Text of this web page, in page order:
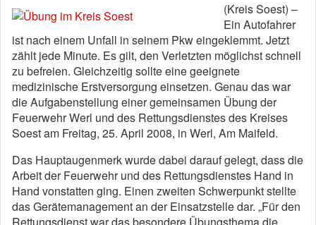
(Kreis Soest) –
Ein Autofahrer
ist nach einem Unfall in seinem Pkw eingeklemmt. Jetzt
zählt jede Minute. Es gilt, den Verletzten möglichst schnell
zu befreien. Gleichzeitig sollte eine geeignete
medizinische Erstversorgung einsetzen. Genau das war
die Aufgabenstellung einer gemeinsamen Übung der
Feuerwehr Werl und des Rettungsdienstes des Kreises
Soest am Freitag, 25. April 2008, in Werl, Am Maifeld.
Das Hauptaugenmerk wurde dabei darauf gelegt, dass die
Arbeit der Feuerwehr und des Rettungsdienstes Hand in
Hand vonstatten ging. Einen zweiten Schwerpunkt stellte
das Gerätemanagement an der Einsatzstelle dar. „Für den